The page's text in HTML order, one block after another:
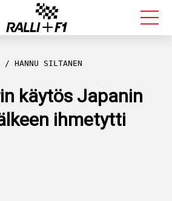
HANNU SILTANEN
käytös Japanin
ihmetytti